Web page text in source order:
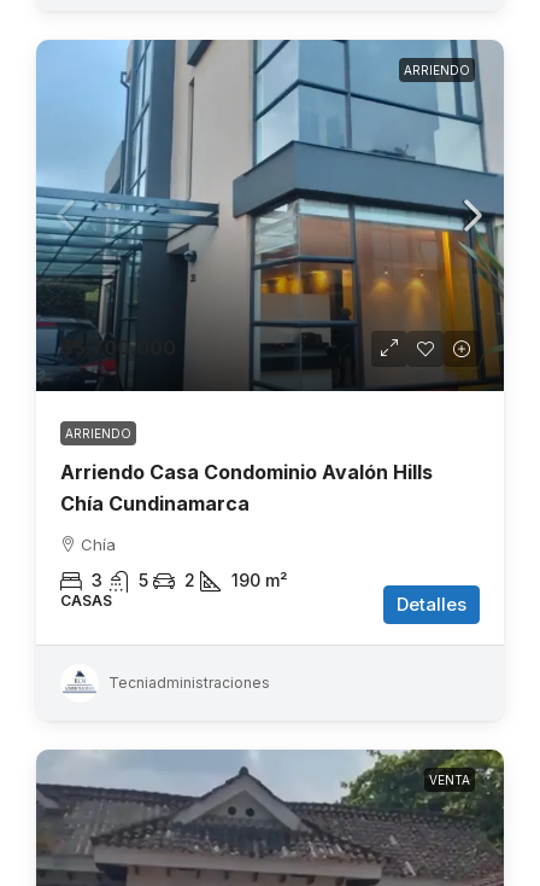
ARRIENDO
$5.700.000
ARRIENDO
Arriendo Casa Condominio Avalón Hills
Chía Cundinamarca
Chía
3 5 2 190 m²
CASAS Detalles
Tecniadministraciones
VENTA